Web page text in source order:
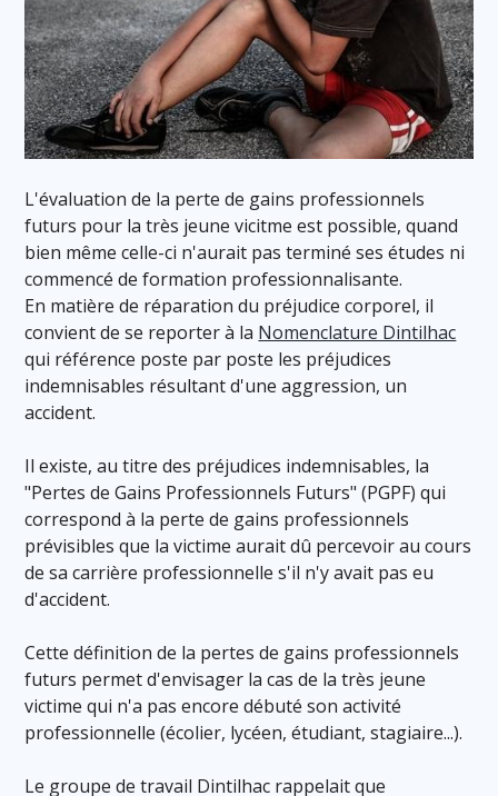
L'évaluation de la perte de gains professionnels
futurs pour la très jeune vicitme est possible, quand
bien même celle-ci n'aurait pas terminé ses études ni
commencé de formation professionnalisante.
En matière de réparation du préjudice corporel, il
convient de se reporter à la Nomenclature Dintilhac
qui référence poste par poste les préjudices
indemnisables résultant d'une aggression, un
accident.
Il existe, au titre des préjudices indemnisables, la
"Pertes de Gains Professionnels Futurs" (PGPF) qui
correspond à la perte de gains professionnels
prévisibles que la victime aurait dû percevoir au cours
de sa carrière professionnelle s'il n'y avait pas eu
d'accident.
Cette définition de la pertes de gains professionnels
futurs permet d'envisager la cas de la très jeune
victime qui n'a pas encore débuté son activité
professionnelle (écolier, lycéen, étudiant, stagiaire...).
Le groupe de travail Dintilhac rappelait que